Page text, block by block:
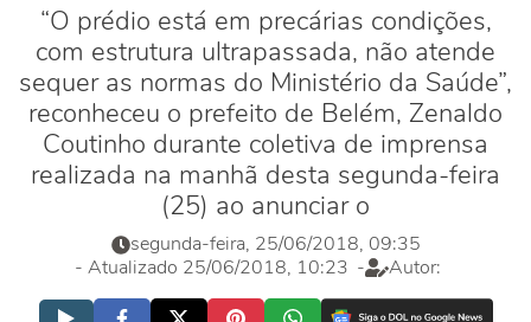
“O prédio está em precárias condições,
com estrutura ultrapassada, não atende
sequer as normas do Ministério da Saúde”,
reconheceu o prefeito de Belém, Zenaldo
Coutinho durante coletiva de imprensa
realizada na manhã desta segunda-feira
(25) ao anunciar o
segunda-feira, 25/06/2018, 09:35
- Atualizado 25/06/2018, 10:23 - Autor: